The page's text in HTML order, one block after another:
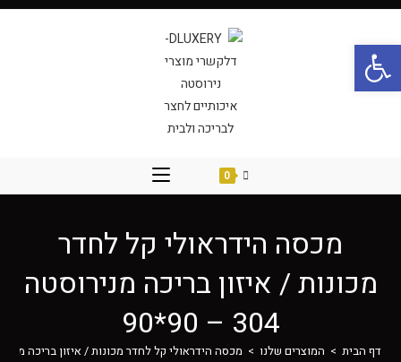
0
מכסה הידראולי קל לחדר
מכונות / איזון בריכה מנירוסטה
304 – 90*90
דף הבית > המוצרים שלנו > מכסה הידראולי קל לחדר מכונות / איזון בריכה מנירוסטה 304
פתח סרגל נגישות